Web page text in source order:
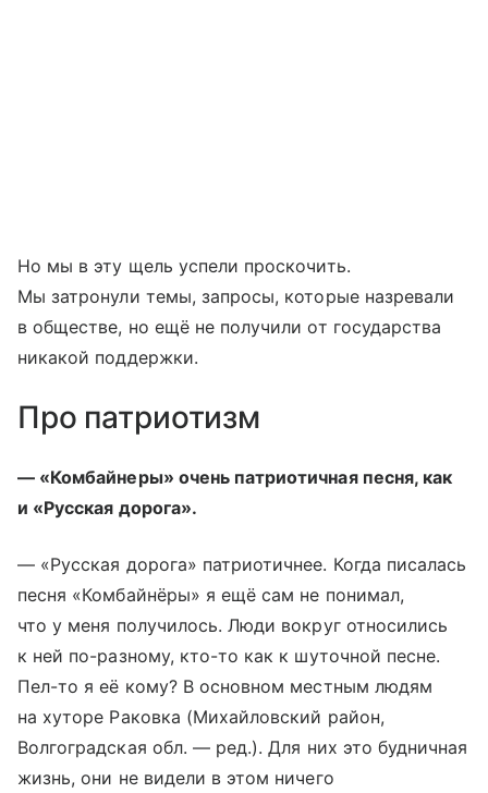
Но мы в эту щель успели проскочить.
Мы затронули темы, запросы, которые назревали
в обществе, но ещё не получили от государства
никакой поддержки.
Про патриотизм
— «Комбайнеры» очень патриотичная песня, как
и «Русская дорога».
— «Русская дорога» патриотичнее. Когда писалась
песня «Комбайнёры» я ещё сам не понимал,
что у меня получилось. Люди вокруг относились
к ней по-разному, кто-то как к шуточной песне.
Пел-то я её кому? В основном местным людям
на хуторе Раковка (Михайловский район,
Волгоградская обл. — ред.). Для них это будничная
жизнь, они не видели в этом ничего